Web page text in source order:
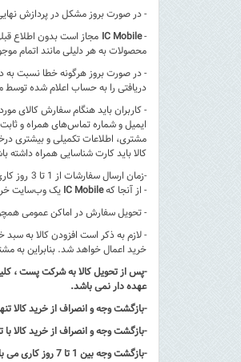
- در صورت بروز مشکل در پردازش نهایی سبد خرید
-
IC Mobile مجاز است بدون اطلاع
محصولات به هر دلیلی مانند اتمام
- در صورت بروز هرگونه خطا نسبت به
دریافتی را به حساب اعلام شده
- کاربران باید هنگام سفارش کالای
ایمیل و شماره تماس‌های همراه و
مشتری، اطلاعات تکمیلی و بیشتری
کالا باید کارت شناسایی همراه داشته
-زمان ارسال سفارشات از 1 تا 3 روز کاری می باشد.
- از آنجا کهIC Mobile یک وب‌سایت
- تحویل سفارش در اماکن عمومی
- لازم به ذکر است افزودن کالا به
خرید اعمال خواهد شد. بنابراین به
عهده دار نمی باشد.
-بازگشت وجه و انصراف از خرید کالا
-بازگشت وجه و انصراف از خرید کالا
-بازگشت وجه بین 1 تا 7 روز کاری می باشد.